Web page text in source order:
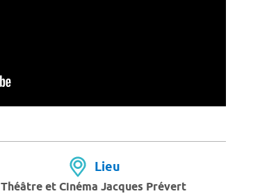
Lieu
Théâtre et Cinéma Jacques Prévert